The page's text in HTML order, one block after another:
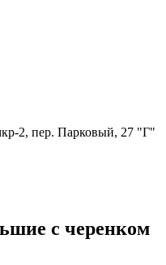
2, пер. Парковый, 27 "Г"
с черенком